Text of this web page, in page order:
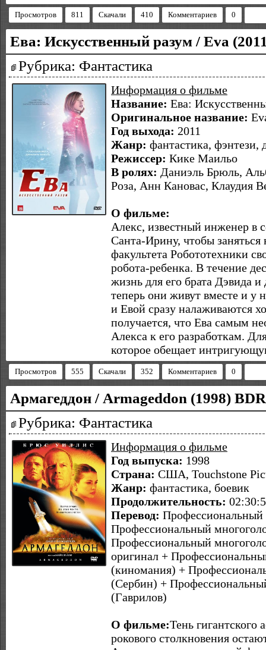
Просмотров 811 Скачали 410 Комментариев 0
Ева: Искусственный разум / Eva
Рубрика: Фантастика
Информация о фильме
Название: Ева:
Оригинальное название:
Год выхода: 2011
Жанр: фантастика, фэнтези,
Режиссер: Кике Маильо
В ролях: Даниэль Брюль,
Роза, Анн Кановас, Клаудия
О фильме:
Алекс, известный инженер в
Санта-Ирину, чтобы
факультета Робототехники
робота-ребенка. В течение
жизнь для его брата Дэвида
теперь они живут вместе и у
и Евой сразу налаживаются
получается, что Ева самым
Алекса к его разработкам.
которое обещает
Просмотров 555 Скачали 352 Комментариев 0
Армагеддон / Armageddon (1998)
Рубрика: Фантастика
Информация о фильме
Год выпуска: 1998
Страна: США, Touchstone
Жанр: фантастика, боевик
Продолжительность:
Перевод: Профессиональный
Профессиональный
Профессиональный
оригинал +
(киномания) +
(Сербин) +
(Гаврилов)
О фильме:Тень гигантского
рокового столкновения